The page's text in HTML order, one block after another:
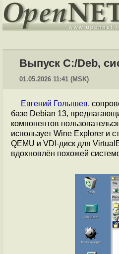
Выпуск C:/Deb,
01.05.2026 11:41 (MSK)
Евгений Голышев,
базе Debian 13,
компонентов
использует Wine Explorer и
QEMU и VDI-диск для
вдохновлён похожей